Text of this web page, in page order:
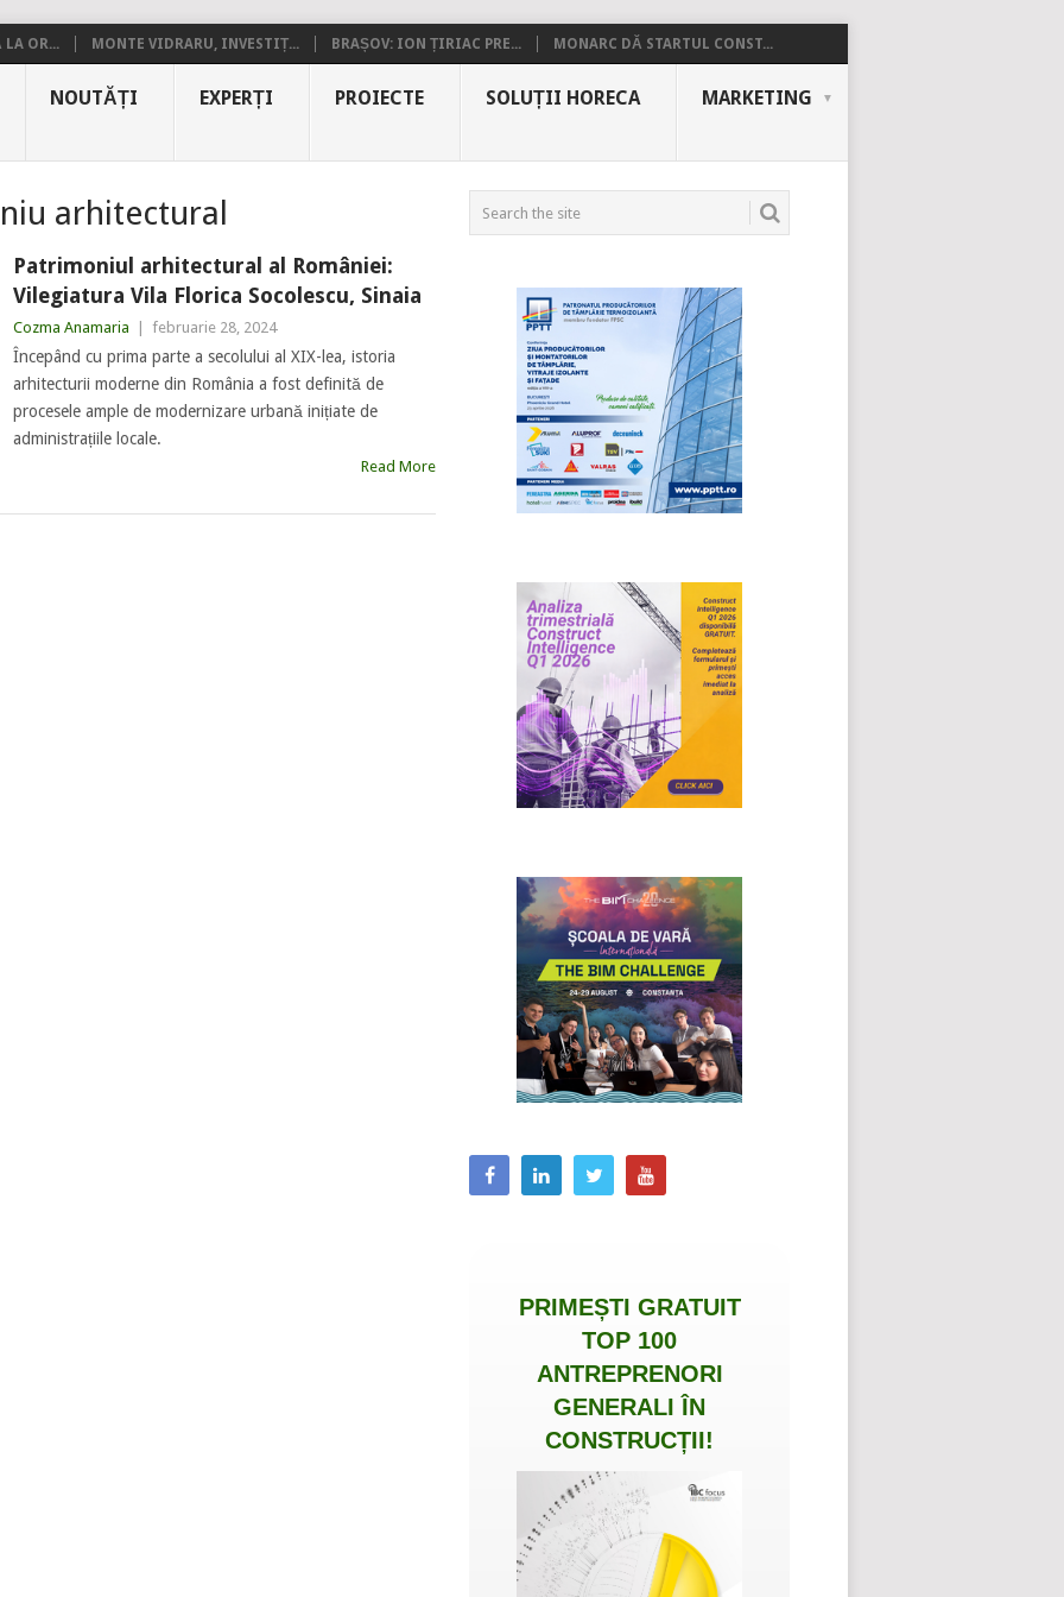
LA OR... MONTE VIDRARU, INVESTIȚ... BRAȘOV: ION ȚIRIAC PRE... MONARC DĂ STARTUL CONST...
NOUTĂȚI EXPERȚI PROIECTE SOLUȚII HORECA MARKETING
arhitectural
Patrimoniul arhitectural al României:
Vilegiatura Vila Florica Socolescu, Sinaia
Cozma Anamaria februarie 28, 2024
Începând cu prima parte a secolului al XIX-lea, istoria
arhitecturii moderne din România a fost definită de
procesele ample de modernizare urbană inițiate de
administrațiile locale.
Read More
PRIMEȘTI GRATUIT
TOP 100
ANTREPRENORI
GENERALI ÎN
CONSTRUCȚII!